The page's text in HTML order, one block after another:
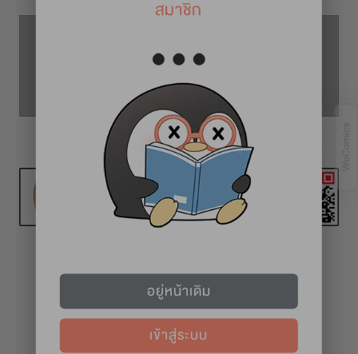
ตอนที่ 44
วันเสาร์
สมาชิก
อยู่หน้าเดิม
เข้าสู่ระบบ